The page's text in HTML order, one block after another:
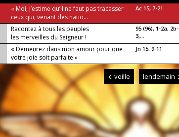
« Moi, j’estime qu’il ne faut pas tracasser
ceux qui, venant des natio...
Ac 15, 7-21
Racontez à tous les peuples
les merveilles du Seigneur !
ou : Alléluia !
95 (96), 1-2a, 2b-
3,...
« Demeurez dans mon amour pour que
votre joie soit parfaite »
Jn 15, 9-11
veille lendemain